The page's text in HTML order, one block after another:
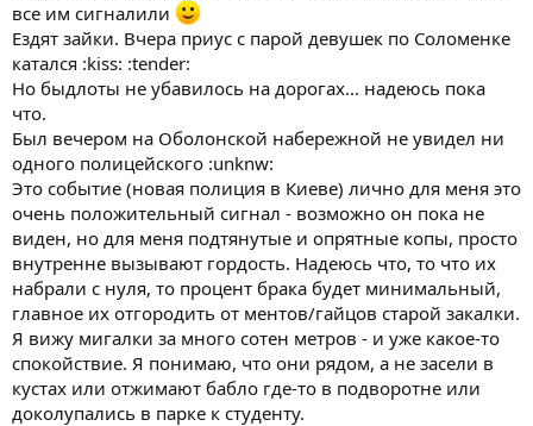
все им сигналили
Ездят зайки. Вчера приус с парой девушек по Соломенке
катался :kiss: :tender:
Но быдлоты не убавилось на дорогах... надеюсь пока
что.
Был вечером на Оболонской набережной не увидел ни
одного полицейского :unknw:
Это событие (новая полиция в Киеве) лично для меня это
очень положительный сигнал - возможно он пока не
виден, но для меня подтянутые и опрятные копы, просто
внутренне вызывают гордость. Надеюсь что, то что их
набрали с нуля, то процент брака будет минимальный,
главное их отгородить от ментов/гайцов старой закалки.
Я вижу мигалки за много сотен метров - и уже какое-то
спокойствие. Я понимаю, что они рядом, а не засели в
кустах или отжимают бабло где-то в подворотне или
доколупались в парке к студенту.